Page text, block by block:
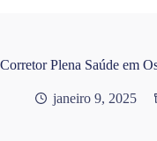
Corretor Plena Saúde em
janeiro 9, 2025